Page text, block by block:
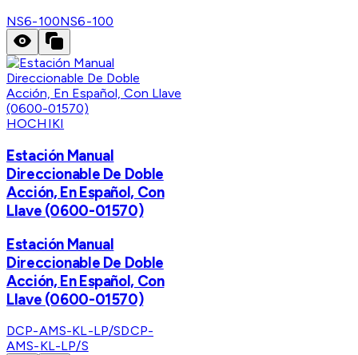
NS6-100NS6-100
HOCHIKI
Estación Manual
Direccionable De Doble
Acción, En Español, Con
Llave (0600-01570)
Estación Manual
Direccionable De Doble
Acción, En Español, Con
Llave (0600-01570)
DCP-AMS-KL-LP/SDCP-
AMS-KL-LP/S